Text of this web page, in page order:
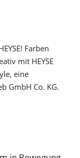
Farben
mit HEYSE
eine
GmbH Co. KG.